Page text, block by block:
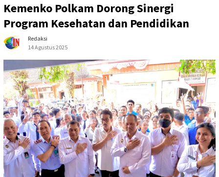
Kemenko Polkam Dorong Sinergi
Program Kesehatan dan Pendidikan
Redaksi
14 Agustus 2025